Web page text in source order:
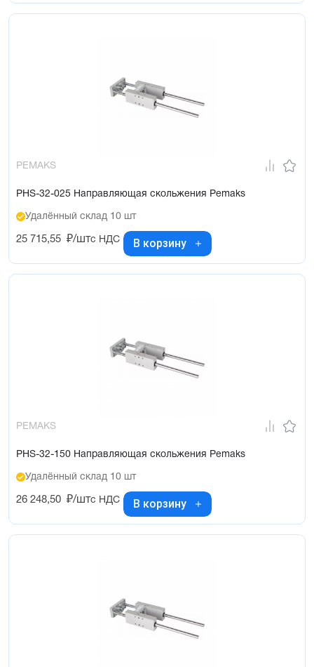
PEMAKS
PHS-32-025 Направляющая скольжения Pemaks
Удалённый склад 10 шт
25 715,55 ₽/штс НДС В корзину
PEMAKS
PHS-32-150 Направляющая скольжения Pemaks
Удалённый склад 10 шт
26 248,50 ₽/штс НДС В корзину